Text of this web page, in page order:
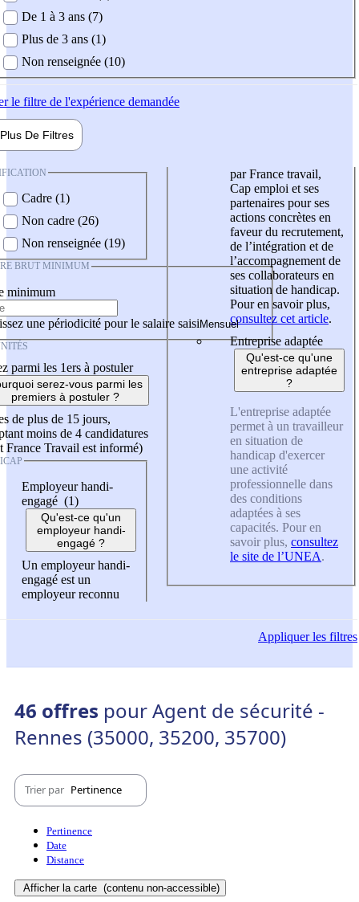
De 1 à 3 ans (7)
Plus de 3 ans (1)
Non renseignée (10)
le filtre de l'expérience demandée
Plus De Filtres
Cadre (1)
Non cadre (26)
Non renseignée (19)
BRUT MINIMUM
minimum
une périodicité pour le salaire saisi
parmi les 1ers à postuler
serez-vous parmi les
premiers à postuler ?
de plus de 15 jours,
moins de 4 candidatures
France Travail est informé)
Employeur handi-
engagé (1)
Qu'est-ce qu'un
employeur handi-
engagé ?
Un employeur handi-
engagé est un
employeur reconnu
par France travail,
Cap emploi et ses
partenaires pour ses
actions concrètes en
faveur du recrutement,
de l’intégration et de
l’accompagnement de
ses collaborateurs en
situation de handicap.
Pour en savoir plus,
consultez cet article.
Entreprise adaptée
Qu'est-ce qu'une
entreprise adaptée
?
L'entreprise adaptée
permet à un travailleur
en situation de
handicap d'exercer
une activité
professionnelle dans
des conditions
adaptées à ses
capacités. Pour en
savoir plus, consultez
le site de l’UNEA.
Appliquerles filtres
46 offres pour Agent de sécurité -
Rennes (35000, 35200, 35700)
Trier par Pertinence
Pertinence
Date
Distance
Afficher la carte (contenu non-accessible)